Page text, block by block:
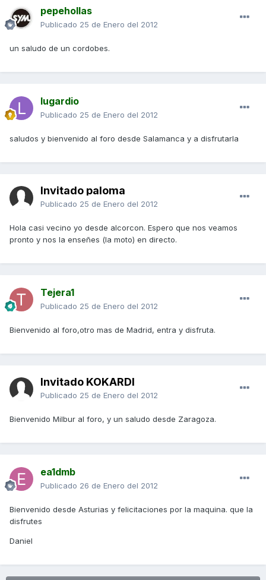
pepehollas
Publicado 25 de Enero del 2012
un saludo de un cordobes.
lugardio
Publicado 25 de Enero del 2012
saludos y bienvenido al foro desde Salamanca y a disfrutarla
Invitado paloma
Publicado 25 de Enero del 2012
Hola casi vecino yo desde alcorcon. Espero que nos veamos
pronto y nos la enseñes (la moto) en directo.
Tejera1
Publicado 25 de Enero del 2012
Bienvenido al foro,otro mas de Madrid, entra y disfruta.
Invitado KOKARDI
Publicado 25 de Enero del 2012
Bienvenido Milbur al foro, y un saludo desde Zaragoza.
ea1dmb
Publicado 26 de Enero del 2012
Bienvenido desde Asturias y felicitaciones por la maquina. que la
disfrutes
Daniel